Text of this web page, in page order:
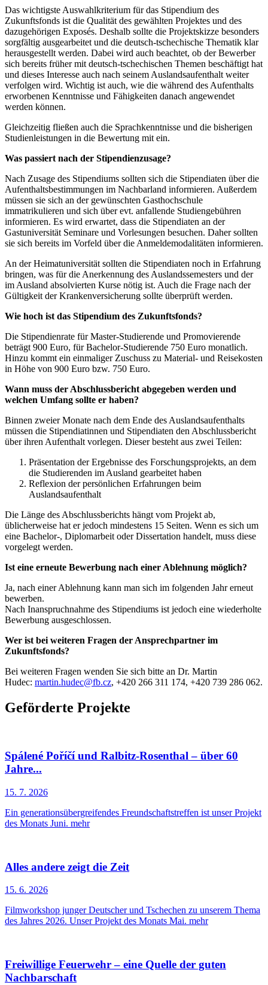
Das wichtigste Auswahlkriterium für das Stipendium des
Zukunftsfonds ist die Qualität des gewählten Projektes und des
dazugehörigen Exposés. Deshalb sollte die Projektskizze besonders
sorgfältig ausgearbeitet und die deutsch-tschechische Thematik klar
herausgestellt werden. Dabei wird auch beachtet, ob der Bewerber
sich bereits früher mit deutsch-tschechischen Themen beschäftigt hat
und dieses Interesse auch nach seinem Auslandsaufenthalt weiter
verfolgen wird. Wichtig ist auch, wie die während des Aufenthalts
erworbenen Kenntnisse und Fähigkeiten danach angewendet
werden können.
Gleichzeitig fließen auch die Sprachkenntnisse und die bisherigen
Studienleistungen in die Bewertung mit ein.
Was passiert nach der Stipendienzusage?
Nach Zusage des Stipendiums sollten sich die Stipendiaten über die
Aufenthaltsbestimmungen im Nachbarland informieren. Außerdem
müssen sie sich an der gewünschten Gasthochschule
immatrikulieren und sich über evt. anfallende Studiengebühren
informieren. Es wird erwartet, dass die Stipendiaten an der
Gastuniversität Seminare und Vorlesungen besuchen. Daher sollten
sie sich bereits im Vorfeld über die Anmeldemodalitäten informieren.
An der Heimatuniversität sollten die Stipendiaten noch in Erfahrung
bringen, was für die Anerkennung des Auslandssemesters und der
im Ausland absolvierten Kurse nötig ist. Auch die Frage nach der
Gültigkeit der Krankenversicherung sollte überprüft werden.
Wie hoch ist das Stipendium des Zukunftsfonds?
Die Stipendienrate für Master-Studierende und Promovierende
beträgt 900 Euro, für Bachelor-Studierende 750 Euro monatlich.
Hinzu kommt ein einmaliger Zuschuss zu Material- und Reisekosten
in Höhe von 900 Euro bzw. 750 Euro.
Wann muss der Abschlussbericht abgegeben werden und
welchen Umfang sollte er haben?
Binnen zweier Monate nach dem Ende des Auslandsaufenthalts
müssen die Stipendiatinnen und Stipendiaten den Abschlussbericht
über ihren Aufenthalt vorlegen. Dieser besteht aus zwei Teilen:
Präsentation der Ergebnisse des Forschungsprojekts, an dem
die Studierenden im Ausland gearbeitet haben
Reflexion der persönlichen Erfahrungen beim
Auslandsaufenthalt
Die Länge des Abschlussberichts hängt vom Projekt ab,
üblicherweise hat er jedoch mindestens 15 Seiten. Wenn es sich um
eine Bachelor-, Diplomarbeit oder Dissertation handelt, muss diese
vorgelegt werden.
Ist eine erneute Bewerbung nach einer Ablehnung möglich?
Ja, nach einer Ablehnung kann man sich im folgenden Jahr erneut
bewerben.
Nach Inanspruchnahme des Stipendiums ist jedoch eine wiederholte
Bewerbung ausgeschlossen.
Wer ist bei weiteren Fragen der Ansprechpartner im
Zukunftsfonds?
Bei weiteren Fragen wenden Sie sich bitte an Dr. Martin
Hudec: martin.hudec@fb.cz, +420 266 311 174, +420 739 286 062.
Geförderte Projekte
Spálené Poříčí und Ralbitz-Rosenthal – über 60
Jahre...
15. 7. 2026
Ein generationsübergreifendes Freundschaftstreffen ist unser Projekt
des Monats Juni. mehr
Alles andere zeigt die Zeit
15. 6. 2026
Filmworkshop junger Deutscher und Tschechen zu unserem Thema
des Jahres 2026. Unser Projekt des Monats Mai. mehr
Freiwillige Feuerwehr – eine Quelle der guten
Nachbarschaft